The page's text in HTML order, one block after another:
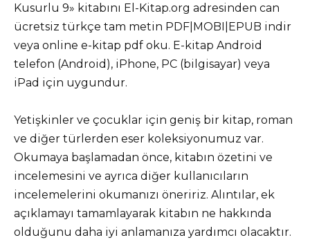
Kusurlu 9» kitabını El-Kitap.org adresinden can
ücretsiz türkçe tam metin PDF|MOBI|EPUB indir
veya online e-kitap pdf oku. E-kitap Android
telefon (Android), iPhone, PC (bilgisayar) veya
iPad için uygundur.
Yetişkinler ve çocuklar için geniş bir kitap, roman
ve diğer türlerden eser koleksiyonumuz var.
Okumaya başlamadan önce, kitabın özetini ve
incelemesini ve ayrıca diğer kullanıcıların
incelemelerini okumanızı öneririz. Alıntılar, ek
açıklamayı tamamlayarak kitabın ne hakkında
olduğunu daha iyi anlamanıza yardımcı olacaktır.